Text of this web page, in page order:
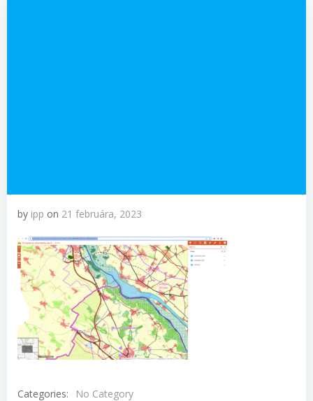
by ipp on 21 februára, 2023
Categories:
No Category